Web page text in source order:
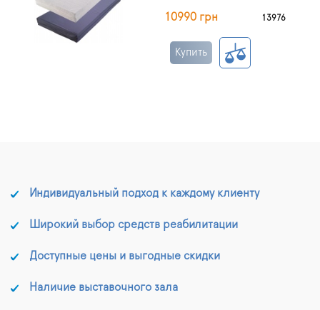
10990 грн 13976
Купить
Индивидуальный подход к каждому клиенту
Широкий выбор средств реабилитации
Доступные цены и выгодные скидки
Наличие выставочного зала